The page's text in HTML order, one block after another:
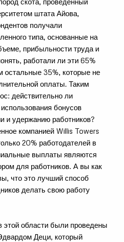
штата Айова,
получали
типа, основанные на
прибыльности труда и
работали ли эти 65%
остальные 35%, которые не
оплаты. Таким
действительно ли
бонусов
и удержанию работников?
компанией Willis Towers
20% работодателей в
выплаты являются
для работников. А вы как
что это лучший способ
делать свою работу
этой области были проведены
Деци, который